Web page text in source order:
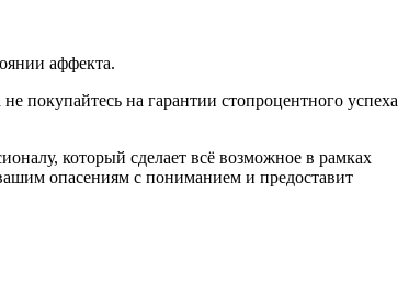
аффекта.
покупайтесь на гарантии стопроцентного успеха
который сделает всё возможное в рамках
опасениям с пониманием и предоставит